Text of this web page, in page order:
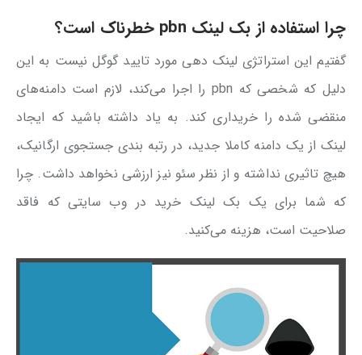
چرا استفاده از بک لینک pbn خطرناک است؟
گفتیم این استراتژی لینک دهی مورد تایید گوگل نیست به این
دلیل که شخصی که pbn را اجرا می‌کند، لازم است دامنه‌های
منقضی شده را خریداری کند. به یاد داشته باشید که ایجاد
لینک از یک دامنه کاملا جدید، در رتبه بندی جستجوی ارگانیک،
هیچ تاثیری نداشته و از نظر سئو نیز ارزشی نخواهد داشت. چرا
که شما برای یک بک لینک خرید در وب سایتی که فاقد
صلاحیت است، هزینه می‌کنید.